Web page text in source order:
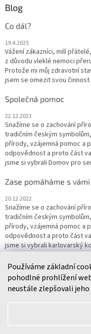
Používáme základní
pohodlné prohlížení
neustále zlepšovali
Blog
Co dál?
19.4.2025
Vážení zákazníci, milí
z důvodu vleklé nemoci
Protože mi můj zdravotní
jsem se omezit svou
Společná pomoc
22.12.2023
Snažíme se o zachování
tradičním českým
přírody, vzájemná pomoc a
odpovědnost a proto část
jsme si vybrali Domov pro
Zase pomáháme s vámi
20.12.2022
Snažíme se o zachování
tradičním českým
přírody, vzájemná pomoc a
odpovědnost a proto část
jsme si vybrali karlovarský
ARCHIV